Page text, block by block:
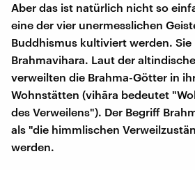
Aber das ist natürlich nicht so
eine der vier unermesslichen
Buddhismus kultiviert werden. Sie
Brahmavihara. Laut der
verweilten die Brahma-Götter in
Wohnstätten (vihāra bedeutet
des Verweilens"). Der Begriff
als "die himmlischen
werden.